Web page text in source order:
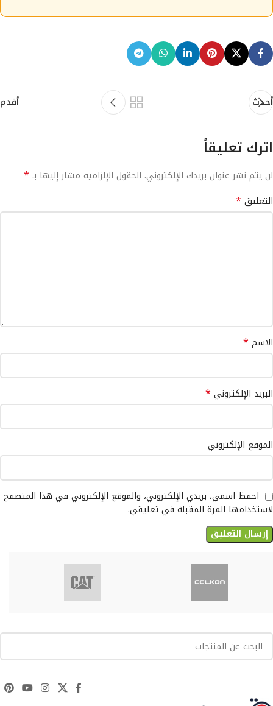
أحدث أقدم
اترك تعليقاً
لن يتم نشر عنوان بريدك الإلكتروني. الحقول الإلزامية مشار إليها بـ *
التعليق *
الاسم *
البريد الإلكتروني *
الموقع الإلكتروني
احفظ اسمي، بريدي الإلكتروني، والموقع الإلكتروني في هذا المتصفح
لاستخدامها المرة المقبلة في تعليقي.